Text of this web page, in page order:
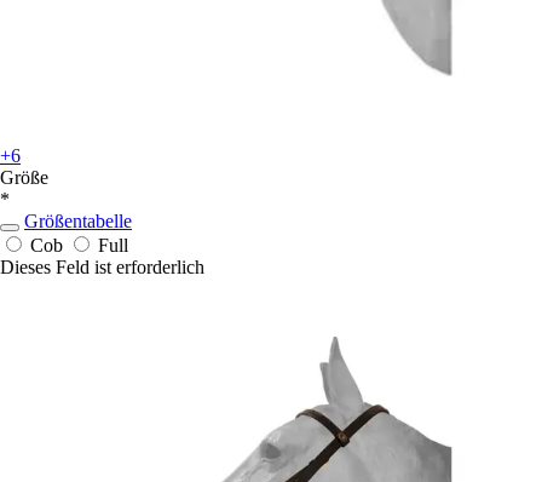
+6
Größe
*
Größentabelle
Cob
Full
Dieses Feld ist erforderlich